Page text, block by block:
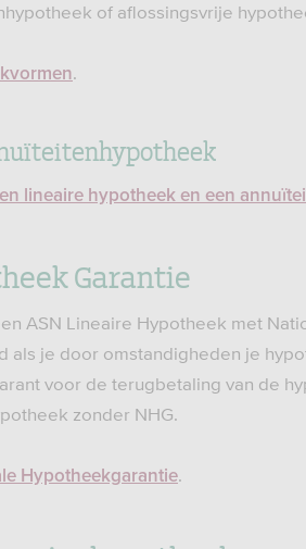
of aflossingsvrije
.
lineaire hypotheek en een
Garantie
ASN Lineaire Hypotheek met
als je door omstandigheden je
voor de terugbetaling van de
zonder NHG.
Hypotheekgarantie.